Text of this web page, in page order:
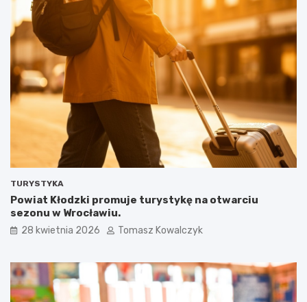
TURYSTYKA
Powiat Kłodzki promuje turystykę na otwarciu
sezonu w Wrocławiu.
28 kwietnia 2026 Tomasz Kowalczyk